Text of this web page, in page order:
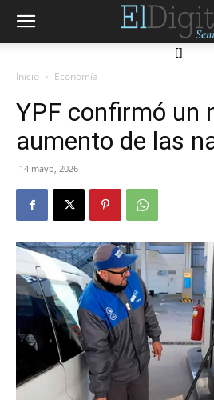
[]
Inicio Economía
YPF confirmó un
aumento de las
14 mayo, 2026